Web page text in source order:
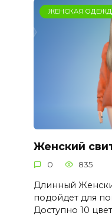
ЖЕНСКАЯ
Женский
0 835
Длинный
подойдет для
Доступно 10